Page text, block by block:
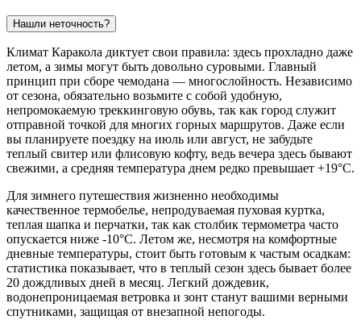
Нашли неточность?
Климат Каракола диктует свои правила: здесь прохладно даже
летом, а зимы могут быть довольно суровыми. Главный
принцип при сборе чемодана — многослойность. Независимо
от сезона, обязательно возьмите с собой удобную,
непромокаемую треккинговую обувь, так как город служит
отправной точкой для многих горных маршрутов. Даже если
вы планируете поездку на июль или август, не забудьте
теплый свитер или флисовую кофту, ведь вечера здесь бывают
свежими, а средняя температура днем редко превышает +19°C.
Для зимнего путешествия жизненно необходимы
качественное термобелье, непродуваемая пуховая куртка,
теплая шапка и перчатки, так как столбик термометра часто
опускается ниже -10°C. Летом же, несмотря на комфортные
дневные температуры, стоит быть готовым к частым осадкам:
статистика показывает, что в теплый сезон здесь бывает более
20 дождливых дней в месяц. Легкий дождевик,
водонепроницаемая ветровка и зонт станут вашими верными
спутниками, защищая от внезапной непогоды.